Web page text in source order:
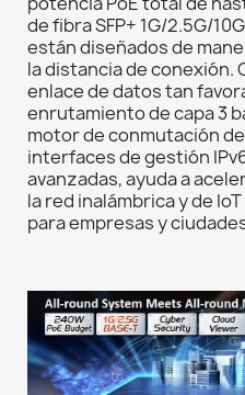
de fibra SFP+ 1G/2.5G/
están diseñados de
la distancia de conexión.
enlace de datos tan
enrutamiento de capa 3
motor de conmutación de
interfaces de gestión
avanzadas, ayuda a
la red inalámbrica y de
para empresas y